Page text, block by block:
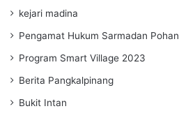
kejari madina
Pengamat Hukum Sarmadan Pohan
Program Smart Village 2023
Berita Pangkalpinang
Bukit Intan